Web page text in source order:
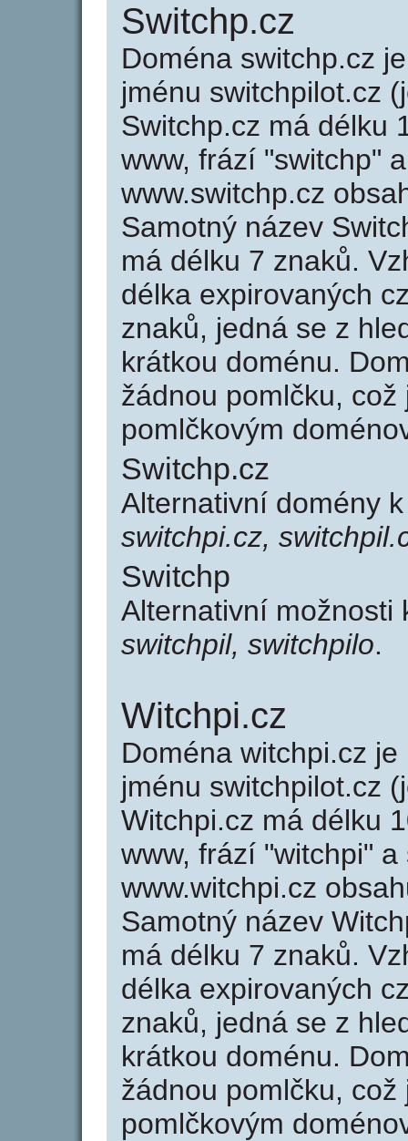
Switchp.cz
Doména switchp.cz
jménu switchpilot.cz
Switchp.cz má délku
www, frází "switchp"
www.switchp.cz
Samotný název
má délku 7 znaků.
délka expirovaných
znaků, jedná se z
krátkou doménu.
žádnou pomlčku,
pomlčkovým
Switchp.cz
Alternativní domény
switchpi.cz,
Switchp
Alternativní
switchpil, switchpilo.
Witchpi.cz
Doména witchpi.cz
jménu switchpilot.cz
Witchpi.cz má délku
www, frází "witchpi"
www.witchpi.cz
Samotný název
má délku 7 znaků.
délka expirovaných
znaků, jedná se z
krátkou doménu.
žádnou pomlčku,
pomlčkovým